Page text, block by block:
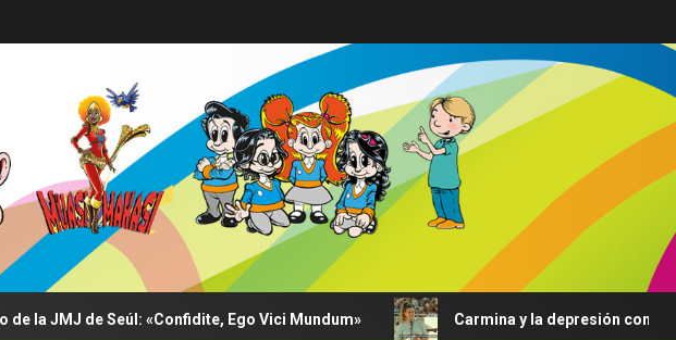
de Seúl: «Confidite, Ego Vici Mundum» Carmina y la depresión contada al